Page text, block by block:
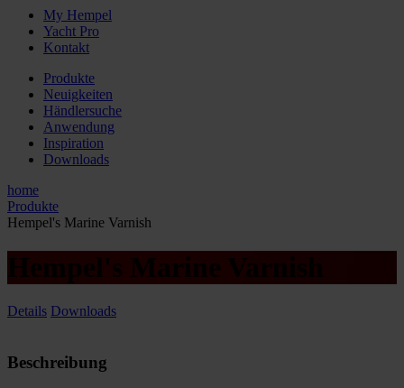
My Hempel
Yacht Pro
Kontakt
Produkte
Neuigkeiten
Händlersuche
Anwendung
Inspiration
Downloads
home
Produkte
Hempel's Marine Varnish
Hempel's Marine Varnish
Details Downloads
Beschreibung